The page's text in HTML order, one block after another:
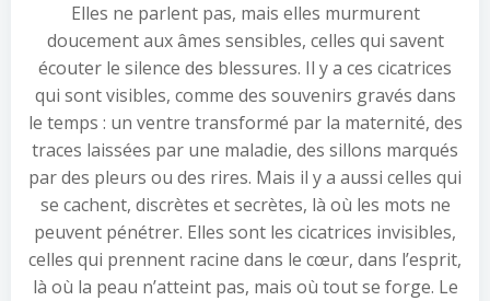
Elles ne parlent pas, mais elles murmurent
doucement aux âmes sensibles, celles qui savent
écouter le silence des blessures. Il y a ces cicatrices
qui sont visibles, comme des souvenirs gravés dans
le temps : un ventre transformé par la maternité, des
traces laissées par une maladie, des sillons marqués
par des pleurs ou des rires. Mais il y a aussi celles qui
se cachent, discrètes et secrètes, là où les mots ne
peuvent pénétrer. Elles sont les cicatrices invisibles,
celles qui prennent racine dans le cœur, dans l’esprit,
là où la peau n’atteint pas, mais où tout se forge. Le